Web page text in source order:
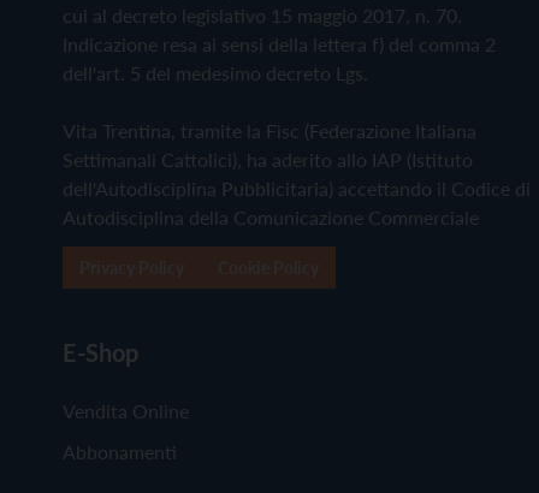
cui al decreto legislativo 15 maggio 2017, n. 70.
Indicazione resa ai sensi della lettera f) del comma 2
dell'art. 5 del medesimo decreto Lgs.
Vita Trentina, tramite la Fisc (Federazione Italiana
Settimanali Cattolici), ha aderito allo IAP (Istituto
dell'Autodisciplina Pubblicitaria) accettando il Codice di
Autodisciplina della Comunicazione Commerciale
E-Shop
Vendita Online
Abbonamenti